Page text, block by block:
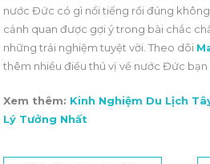
nước Đức có gì nổi tiếng rồi đúng
cảnh quan được gợi ý trong bài chắc
những trải nghiệm tuyệt vời. Theo dõi
thêm nhiều điều thú vị về nước Đức bạn
Xem thêm: Kinh Nghiệm Du Lịch
Lý Tưởng Nhất